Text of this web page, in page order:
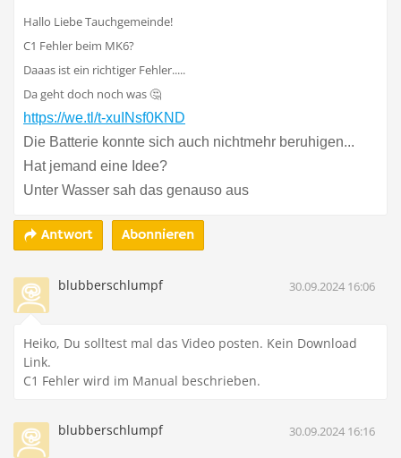
Hallo Liebe Tauchgemeinde!
C1 Fehler beim MK6?
Daaas ist ein richtiger Fehler.....
Da geht doch noch was 🤔
https://we.tl/t-xuINsf0KND
Die Batterie konnte sich auch nichtmehr beruhigen...
Hat jemand eine Idee?
Unter Wasser sah das genauso aus
Antwort Abonnieren
blubberschlumpf 30.09.2024 16:06
Heiko, Du solltest mal das Video posten. Kein Download
Link.
C1 Fehler wird im Manual beschrieben.
blubberschlumpf 30.09.2024 16:16